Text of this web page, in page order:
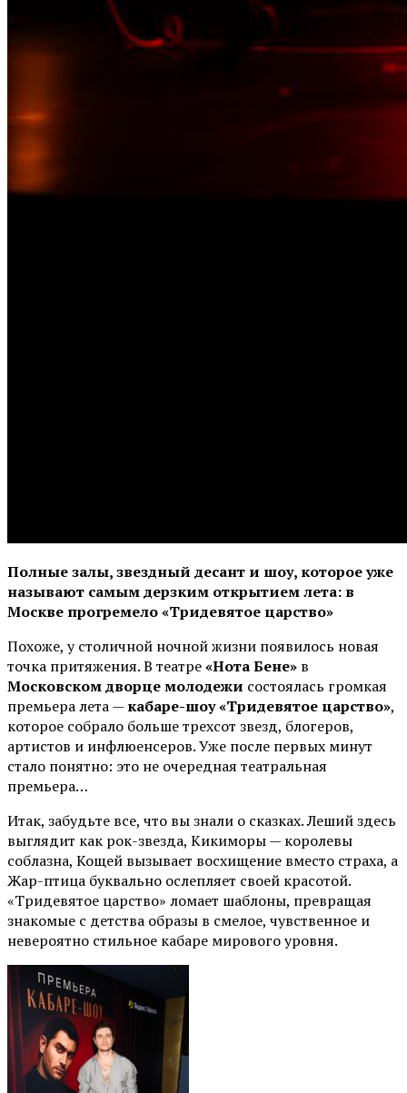
Полные залы, звездный десант и шоу, которое уже
называют самым дерзким открытием лета: в
Москве прогремело «Тридевятое царство»
Похоже, у столичной ночной жизни появилось новая
точка притяжения. В театре«Нота Бене» в
Московском дворце молодежи состоялась громкая
премьера лета — кабаре-шоу «Тридевятое царство»,
которое собрало больше трехсот звезд, блогеров,
артистов и инфлюенсеров. Уже после первых минут
стало понятно: это не очередная театральная
премьера…
Итак, забудьте все, что вы знали о сказках. Леший здесь
выглядит как рок-звезда, Кикиморы — королевы
соблазна, Кощей вызывает восхищение вместо страха, а
Жар-птица буквально ослепляет своей красотой.
«Тридевятое царство» ломает шаблоны, превращая
знакомые с детства образы в смелое, чувственное и
невероятно стильное кабаре мирового уровня.